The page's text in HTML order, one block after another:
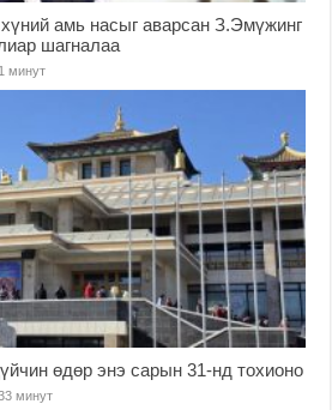
амь насыг аварсан З.Эмүжинг
шагналаа
минут
өдөр энэ сарын 31-нд тохионо
минут